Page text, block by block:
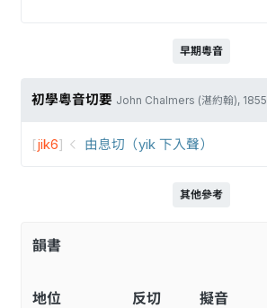
早期粵音
初學粵音切要 John Chalmers (湛約翰), 1855
[jik6] 由息切（yik 下入聲）
其他參考
韻書
地位 反切 擬音